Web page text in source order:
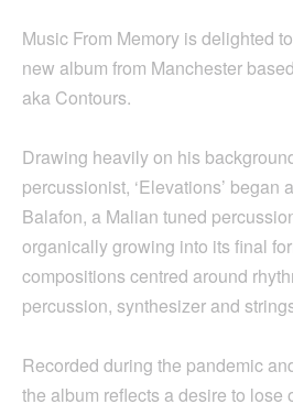
Music From Memory is delighted
new album from Manchester
aka Contours.
Drawing heavily on his
percussionist, ‘Elevations’ began
Balafon, a Malian tuned
organically growing into its final
compositions centred around
percussion, synthesizer and
Recorded during the pandemic
the album reflects a desire to lose